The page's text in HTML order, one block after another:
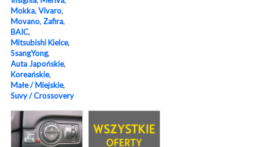
Mokka, Vivaro,
Movano, Zafira,
BAIC,
Mitsubishi Kielce,
SsangYong,
Auta Japońskie,
Koreańskie,
Małe / Miejskie,
Suvy / Crossovery